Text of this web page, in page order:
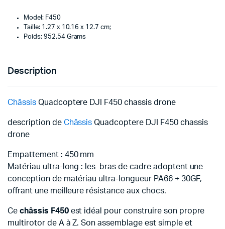
Model: F450
‎Taille: 1.27 x 10.16 x 12.7 cm;
Poids: 952.54 Grams
Description
ChâssisQuadcoptere DJI F450 chassis drone
description de Châssis Quadcoptere DJI F450 chassis
drone
Empattement : 450 mm
Matériau ultra-long : les bras de cadre adoptent une
conception de matériau ultra-longueur PA66 + 30GF,
offrant une meilleure résistance aux chocs.
Ce châssis F450est idéal pour construire son propre
multirotor de A à Z. Son assemblage est simple et